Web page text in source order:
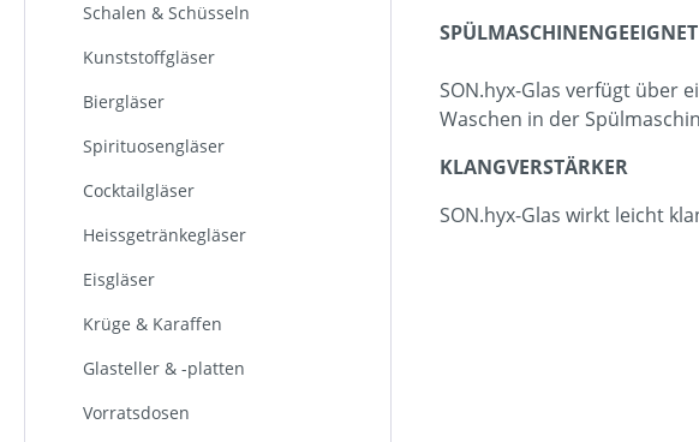
Schalen & Schüsseln
Kunststoffgläser
Biergläser
Spirituosengläser
Cocktailgläser
Heissgetränkegläser
Eisgläser
Krüge & Karaffen
Glasteller & -platten
Vorratsdosen
SON.hyx-Glas verfügt über
Waschen in der
KLANGVERSTÄRKER
SON.hyx-Glas wirkt leicht